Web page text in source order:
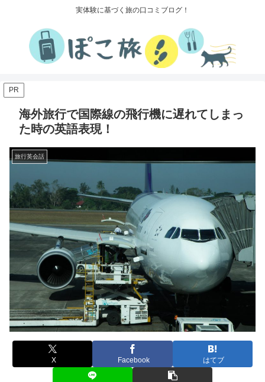
実体験に基づく旅の口コミブログ！
PR
海外旅行で国際線の飛行機に遅れてしまっ
た時の英語表現！
旅行英会話
X Facebook はてブ